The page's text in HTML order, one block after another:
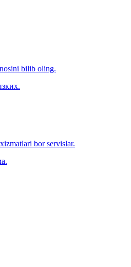
bilib oling.
bor servislar.